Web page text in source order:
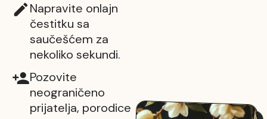
Napravite onlajn
čestitku sa
saučešćem za
nekoliko sekundi.
Pozovite
neograničeno
prijatelja, porodice